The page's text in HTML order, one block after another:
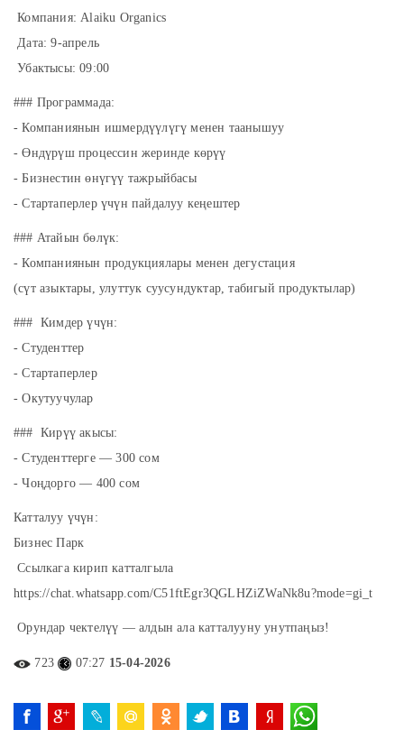
Компания: Alaiku Organics
Дата: 9-апрель
Убактысы: 09:00
### Программада:
- Компаниянын ишмердүүлүгү менен таанышуу
- Өндүрүш процессин жеринде көрүү
- Бизнестин өнүгүү тажрыйбасы
- Стартаперлер үчүн пайдалуу кеңештер
### Атайын бөлүк:
- Компаниянын продукциялары менен дегустация
(сүт азыктары, улуттук суусундуктар, табигый продуктылар)
### Кимдер үчүн:
- Студенттер
- Стартаперлер
- Окутуучулар
### Кирүү акысы:
- Студенттерге — 300 сом
- Чоңдорго — 400 сом
Катталуу үчүн:
Бизнес Парк
Ссылкага кирип катталгыла
https://chat.whatsapp.com/C51ftEgr3QGLHZiZWaNk8u?mode=gi_t
Орундар чектелүү — алдын ала катталууну унутпаңыз!
723 07:27 15-04-2026